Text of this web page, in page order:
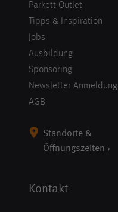
Parkett Outlet
Tipps & Inspiration
Jobs
Ausbildung
Sponsoring
Newsletter Anmeldung
AGB
Standorte &
Öffnungszeiten ›
Kontakt